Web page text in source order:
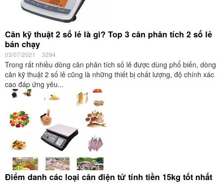
Cân kỹ thuật 2 số lẻ là gì? Top 3 cân phân tích 2 số lẻ
bán chạy
03/07/2021 3294
Trong rất nhiều dòng cân phân tích số lẻ được dùng phổ biến, dòng
cân kỹ thuật 2 số lẻ cũng là những thiết bị chất lượng, độ chính xác
cao đáp ứng yêu...
Điểm danh các loại cân điện tử tính tiền 15kg tốt nhất